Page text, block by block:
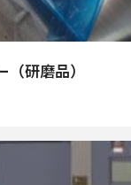
研磨品）